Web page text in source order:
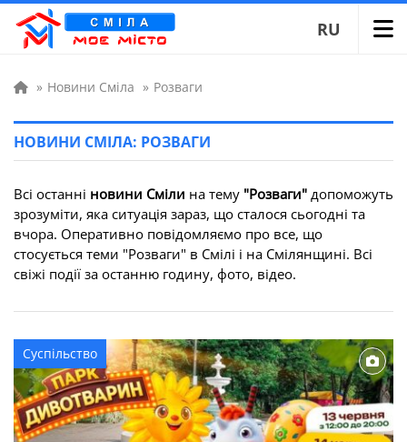
RU
» Новини Сміла » Розваги
НОВИНИ СМІЛА: РОЗВАГИ
Всі останні новини Сміли на тему "Розваги" допоможуть
зрозуміти, яка ситуація зараз, що сталося сьогодні та
вчора. Оперативно повідомляємо про все, що
стосується теми "Розваги" в Смілі і на Смілянщині. Всі
свіжі події за останню годину, фото, відео.
Суспільство